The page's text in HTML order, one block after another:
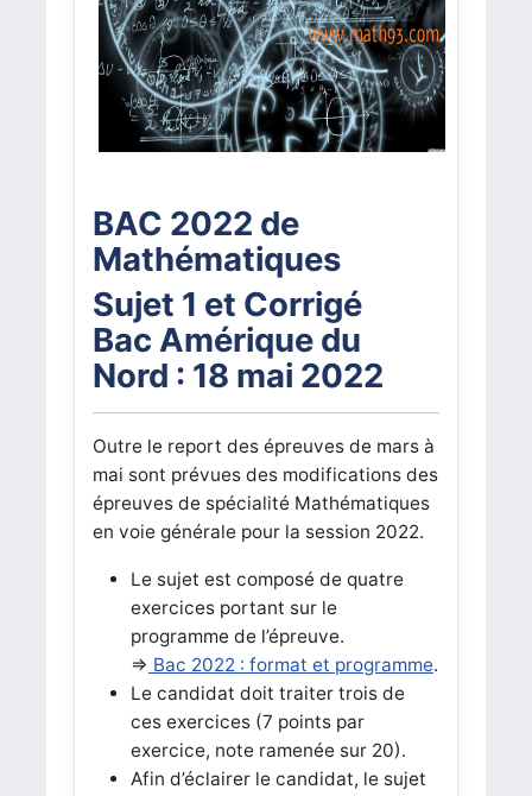
BAC 2022 de
Mathématiques
Sujet 1 et Corrigé
Bac Amérique du
Nord : 18 mai 2022
Outre le report des épreuves de mars à
mai sont prévues des modifications des
épreuves de spécialité Mathématiques
en voie générale pour la session 2022.
Le sujet est composé de quatre
exercices portant sur le
programme de l’épreuve.
=> Bac 2022 : format et programme.
Le candidat doit traiter trois de
ces exercices (7 points par
exercice, note ramenée sur 20).
Afin d’éclairer le candidat, le sujet